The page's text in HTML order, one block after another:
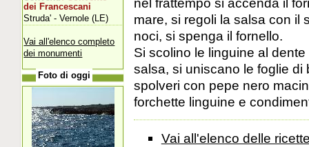
mare, si regoli la salsa con il
noci, si spenga il fornello.
Si scolino le linguine al
salsa, si uniscano le foglie
spolveri con pepe nero
forchette linguine e
Vai all'elenco delle
dei Francescani
Struda' - Vernole (LE)
Vai all'elenco completo
dei monumenti
Foto di oggi